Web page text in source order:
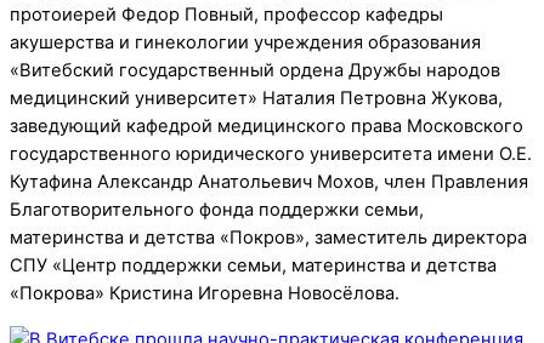
протоиерей Федор Повный, профессор кафедры
акушерства и гинекологии учреждения образования
«Витебский государственный ордена Дружбы народов
медицинский университет» Наталия Петровна Жукова,
заведующий кафедрой медицинского права Московского
государственного юридического университета имени О.Е.
Кутафина Александр Анатольевич Мохов, член Правления
Благотворительного фонда поддержки семьи,
материнства и детства «Покров», заместитель директора
СПУ «Центр поддержки семьи, материнства и детства
«Покрова» Кристина Игоревна Новосёлова.